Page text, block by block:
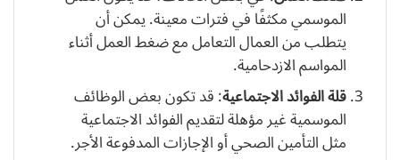
الموسمي مكثفًا في فترات معينة. يمكن أن
يتطلب من العمال التعامل مع ضغط العمل أثناء
المواسم الازدحامية.
قلة الفوائد الاجتماعية: قد تكون بعض الوظائف
الموسمية غير مؤهلة لتقديم الفوائد الاجتماعية
مثل التأمين الصحي أو الإجازات المدفوعة الأجر.